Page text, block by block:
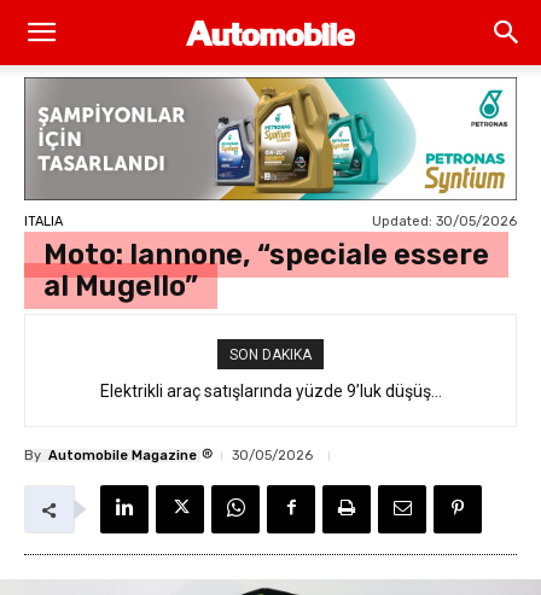
ITALIA Updated: 30/05/2026
Moto: Iannone, “speciale essere
al Mugello”
SON DAKIKA
Elektrikli araç satışlarında yüzde 9’luk düşüş…
By Automobile Magazine ® 30/05/2026